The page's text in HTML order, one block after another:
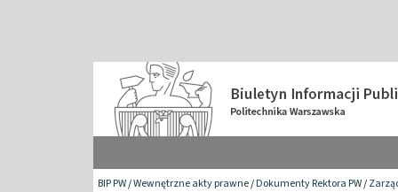
BIP PW/Wewnętrzne akty prawne/Dokumenty Rektora PW/